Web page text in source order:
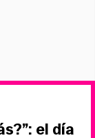
el día